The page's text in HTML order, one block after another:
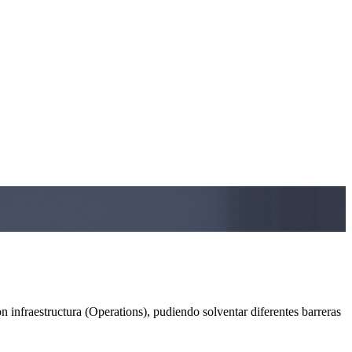
(Operations), pudiendo solventar diferentes barreras